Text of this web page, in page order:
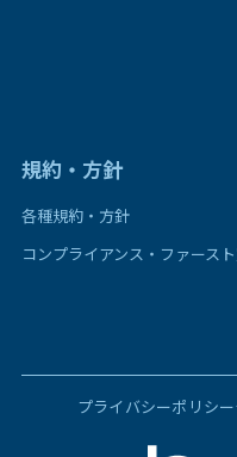
規約・方針
各種規約・方針
コンプライアンス・ファース
プライバシーポリシー